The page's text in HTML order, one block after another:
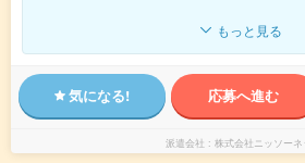
もっと見る
気になる! 応募へ進む
派遣会社 株式会社ニッソーネ